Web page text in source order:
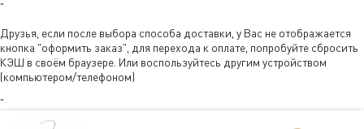
"
Друзья, если после выбора способа доставки, у Вас не отображается
кнопка "оформить заказ", для перехода к оплате, попробуйте сбросить
КЭШ в своём браузере. Или воспользуйтесь другим устройством
(компьютером/телефоном)
"